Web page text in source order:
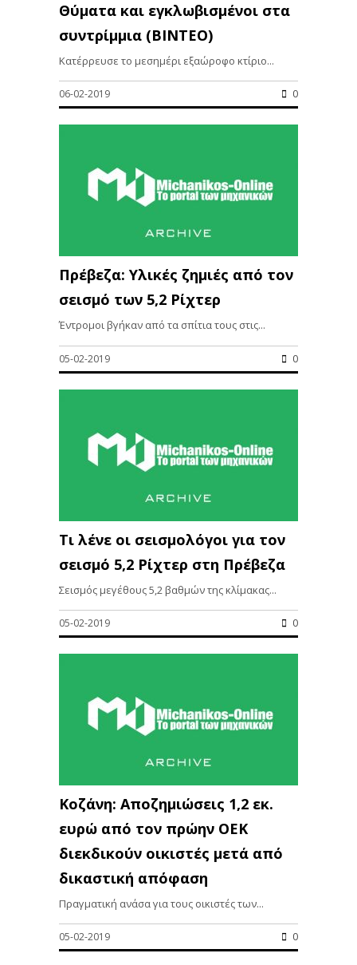
Θύματα και εγκλωβισμένοι στα
συντρίμμια (ΒΙΝΤΕΟ)
Κατέρρευσε το μεσημέρι εξαώροφο κτίριο...
06-02-2019 0
Πρέβεζα: Υλικές ζημιές από τον
σεισμό των 5,2 Ρίχτερ
Έντρομοι βγήκαν από τα σπίτια τους στις...
05-02-2019 0
Τι λένε οι σεισμολόγοι για τον
σεισμό 5,2 Ρίχτερ στη Πρέβεζα
Σεισμός μεγέθους 5,2 βαθμών της κλίμακας...
05-02-2019 0
Κοζάνη: Αποζημιώσεις 1,2 εκ.
ευρώ από τον πρώην ΟΕΚ
διεκδικούν οικιστές μετά από
δικαστική απόφαση
Πραγματική ανάσα για τους οικιστές των...
05-02-2019 0